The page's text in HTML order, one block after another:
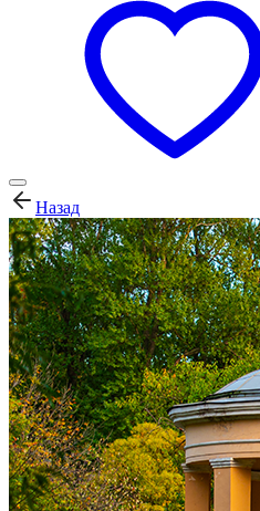
Назад